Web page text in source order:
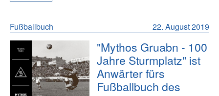
22. August 2019
Fußballbuch
"Mythos Gruabn - 100
Jahre Sturmplatz" ist
Anwärter fürs
Fußballbuch des